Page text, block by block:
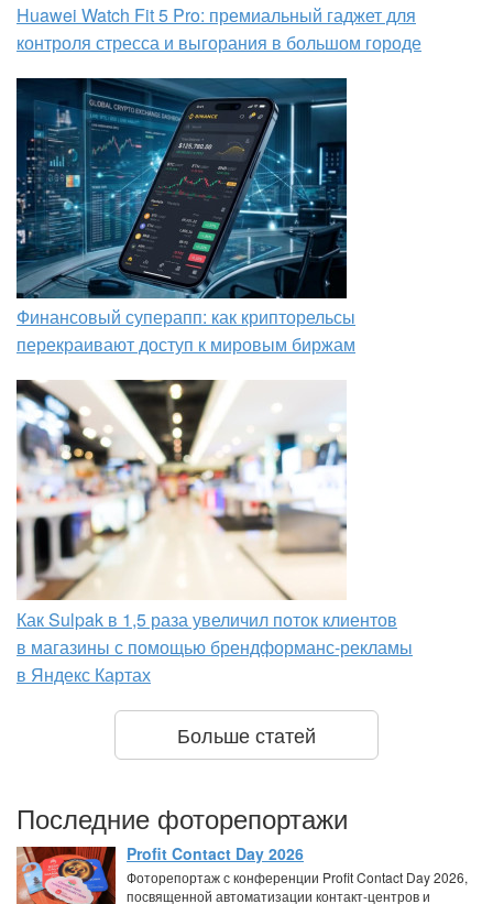
Huawei Watch Fit 5 Pro: премиальный гаджет для
контроля стресса и выгорания в большом городе
Финансовый суперапп: как крипторельсы
перекраивают доступ к мировым биржам
Как Sulpak в 1,5 раза увеличил поток клиентов
в магазины с помощью брендформанс-рекламы
в Яндекс Картах
Больше статей
Последние фоторепортажи
Profit Contact Day 2026
Фоторепортаж с конференции Profit Contact Day 2026,
посвященной автоматизации контакт-центров и